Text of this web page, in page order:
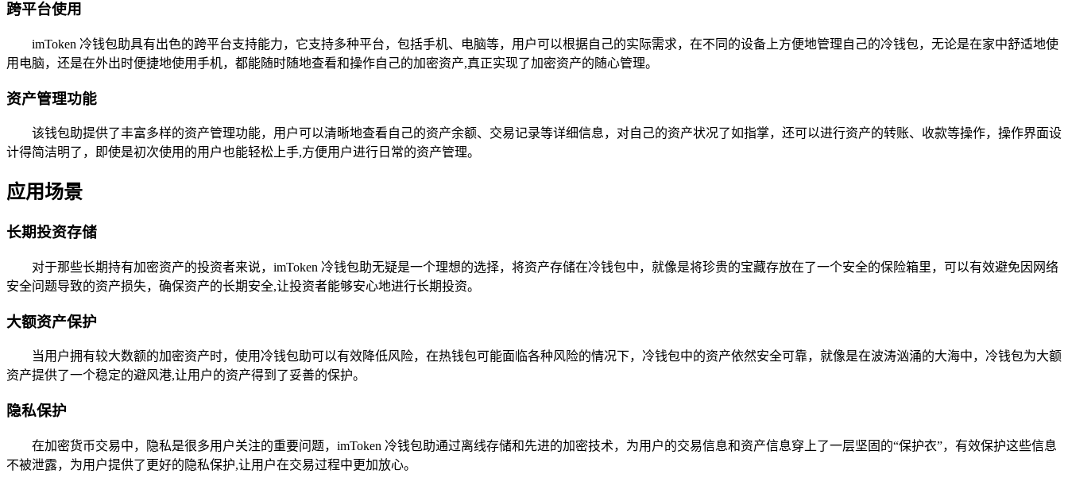
跨平台使用
imToken 冷钱包助具有出色的跨平台支持能力，它支持多种平台，包括手机、电脑等，用户可以根据自己的实际需求，在不同的设备上方便地管理自己的冷钱包，无论是在家中舒适地使
用电脑，还是在外出时便捷地使用手机，都能随时随地查看和操作自己的加密资产,真正实现了加密资产的随心管理。
资产管理功能
该钱包助提供了丰富多样的资产管理功能，用户可以清晰地查看自己的资产余额、交易记录等详细信息，对自己的资产状况了如指掌，还可以进行资产的转账、收款等操作，操作界面设
计得简洁明了，即使是初次使用的用户也能轻松上手,方便用户进行日常的资产管理。
应用场景
长期投资存储
对于那些长期持有加密资产的投资者来说，imToken 冷钱包助无疑是一个理想的选择，将资产存储在冷钱包中，就像是将珍贵的宝藏存放在了一个安全的保险箱里，可以有效避免因网络
安全问题导致的资产损失，确保资产的长期安全,让投资者能够安心地进行长期投资。
大额资产保护
当用户拥有较大数额的加密资产时，使用冷钱包助可以有效降低风险，在热钱包可能面临各种风险的情况下，冷钱包中的资产依然安全可靠，就像是在波涛汹涌的大海中，冷钱包为大额
资产提供了一个稳定的避风港,让用户的资产得到了妥善的保护。
隐私保护
在加密货币交易中，隐私是很多用户关注的重要问题，imToken 冷钱包助通过离线存储和先进的加密技术，为用户的交易信息和资产信息穿上了一层坚固的“保护衣”，有效保护这些信息
不被泄露，为用户提供了更好的隐私保护,让用户在交易过程中更加放心。